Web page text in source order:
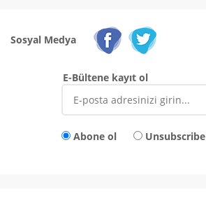
Sosyal Medya
E-Bültene kayıt ol
Abone ol Unsubscribe